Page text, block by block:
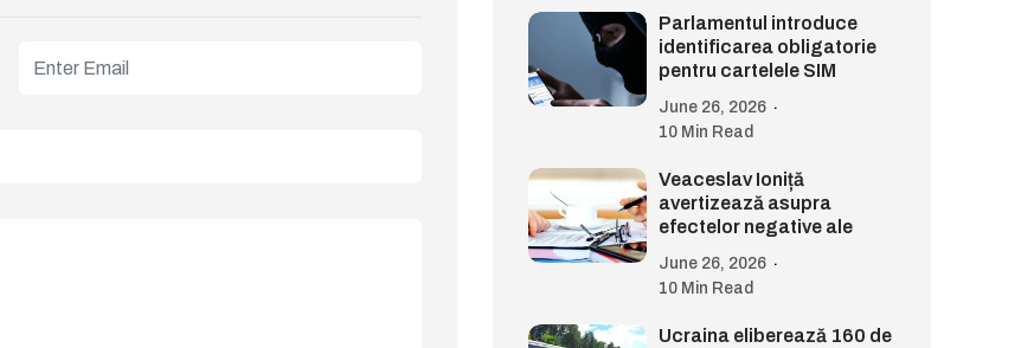
Parlamentul introduce
identificarea obligatorie
pentru cartelele SIM
June 26, 2026
10 Min Read
Veaceslav Ioniță
avertizează asupra
efectelor negative ale
June 26, 2026
10 Min Read
Ucraina eliberează 160 de